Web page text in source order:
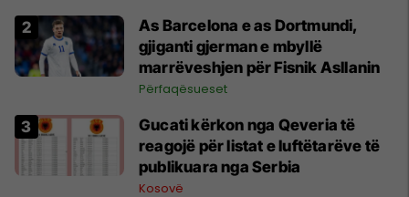
As Barcelona e as Dortmundi,
gjiganti gjerman e mbyllë
marrëveshjen për Fisnik Asllanin
Përfaqësueset
Gucati kërkon nga Qeveria të
reagojë për listat e luftëtarëve të
publikuara nga Serbia
Kosovë